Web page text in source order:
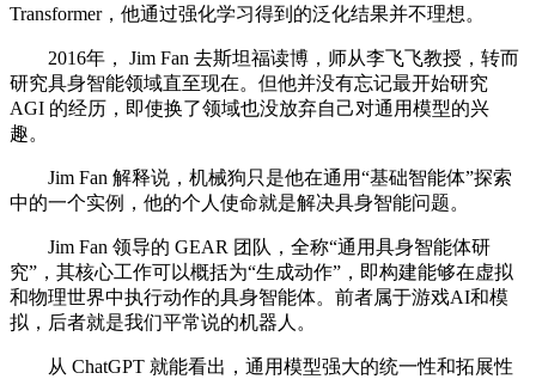
Transformer，他通过强化学习得到的泛化结果并不理想。
2016年， Jim Fan 去斯坦福读博，师从李飞飞教授，转而
研究具身智能领域直至现在。但他并没有忘记最开始研究
AGI 的经历，即使换了领域也没放弃自己对通用模型的兴
趣。
Jim Fan 解释说，机械狗只是他在通用“基础智能体”探索
中的一个实例，他的个人使命就是解决具身智能问题。
Jim Fan 领导的 GEAR 团队，全称“通用具身智能体研
究”，其核心工作可以概括为“生成动作”，即构建能够在虚拟
和物理世界中执行动作的具身智能体。前者属于游戏AI和模
拟，后者就是我们平常说的机器人。
从 ChatGPT 就能看出，通用模型强大的统一性和拓展性